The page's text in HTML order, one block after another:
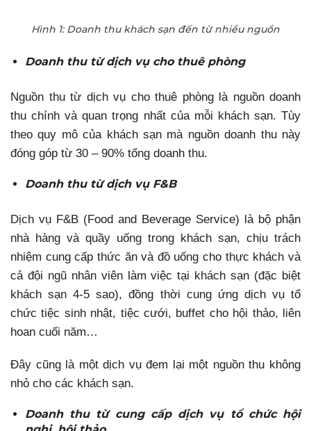
Hình 1: Doanh thu khách sạn đến từ nhiều nguồn
Doanh thu từ dịch vụ cho thuê phòng
Nguồn thu từ dịch vụ cho thuê phòng là nguồn doanh
thu chính và quan trọng nhất của mỗi khách sạn. Tùy
theo quy mô của khách sạn mà nguồn doanh thu này
đóng góp từ 30 – 90% tổng doanh thu.
Doanh thu từ dịch vụ F&B
Dịch vụ F&B (Food and Beverage Service) là bộ phận
nhà hàng và quầy uống trong khách sạn, chịu trách
nhiệm cung cấp thức ăn và đồ uống cho thực khách và
cả đội ngũ nhân viên làm việc tại khách sạn (đặc biệt
khách sạn 4-5 sao), đồng thời cung ứng dịch vụ tổ
chức tiệc sinh nhật, tiệc cưới, buffet cho hội thảo, liên
hoan cuối năm…
Đây cũng là một dịch vụ đem lại một nguồn thu không
nhỏ cho các khách sạn.
Doanh thu từ cung cấp dịch vụ tổ chức hội